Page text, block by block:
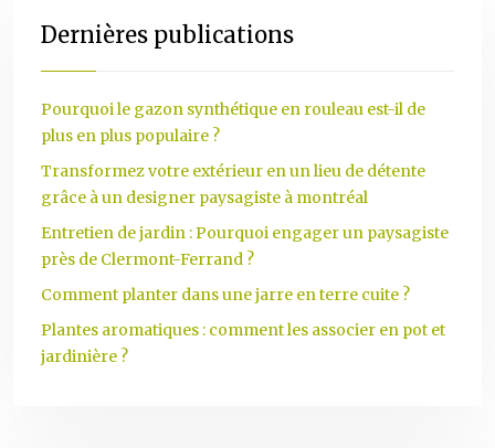
Dernières publications
Pourquoi le gazon synthétique en rouleau est-il de
plus en plus populaire ?
Transformez votre extérieur en un lieu de détente
grâce à un designer paysagiste à montréal
Entretien de jardin : Pourquoi engager un paysagiste
près de Clermont-Ferrand ?
Comment planter dans une jarre en terre cuite ?
Plantes aromatiques : comment les associer en pot et
jardinière ?